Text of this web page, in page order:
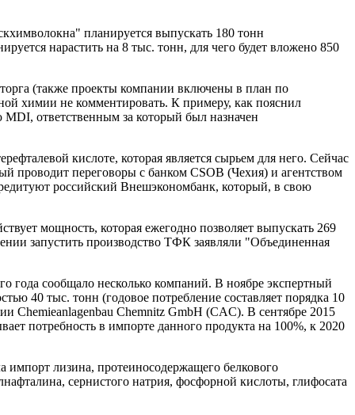
планируется выпускать 180 тонн
нарастить на 8 тыс. тонн, для чего будет вложено 850
(также проекты компании включены в план по
химии не комментировать. К примеру, как пояснил
ответственным за который был назначен
кислоте, которая является сырьем для него. Сейчас
проводит переговоры с банком CSOB (Чехия) и агентством
российский Внешэкономбанк, который, в свою
мощность, которая ежегодно позволяет выпускать 269
запустить производство ТФК заявляли "Объединенная
года сообщало несколько компаний. В ноябре экспертный
40 тыс. тонн (годовое потребление составляет порядка 10
Chemnitz GmbH (CAC). В сентябре 2015
потребность в импорте данного продукта на 100%, к 2020
импорт лизина, протеиносодержащего белкового
сернистого натрия, фосфорной кислоты, глифосата